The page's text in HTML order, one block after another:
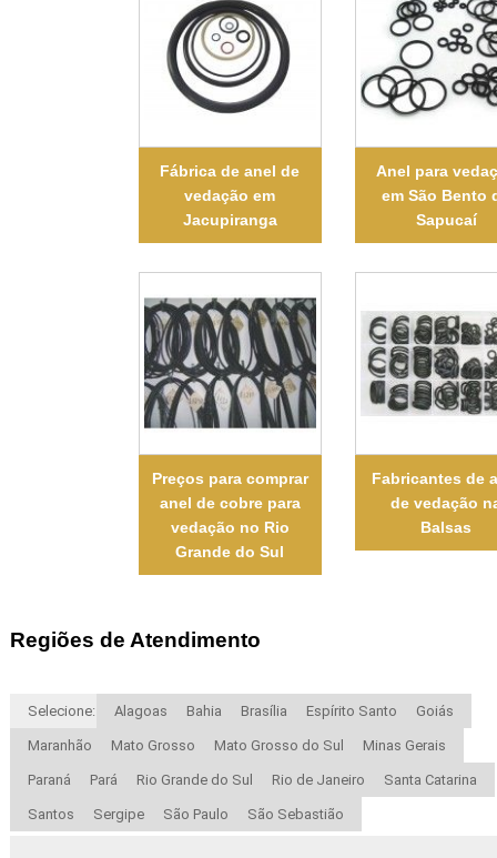
Fábrica de anel de
vedação em
Jacupiranga
Anel para
em São Bento
Sapucaí
Preços para comprar
anel de cobre para
vedação no Rio
Grande do Sul
Fabricantes de
de vedação
Balsas
Regiões de Atendimento
Selecione: Alagoas Bahia Brasília Espírito Santo Goiás
Maranhão Mato Grosso Mato Grosso do Sul Minas Gerais
Paraná Pará Rio Grande do Sul Rio de Janeiro Santa Catarina
Santos Sergipe São Paulo São Sebastião